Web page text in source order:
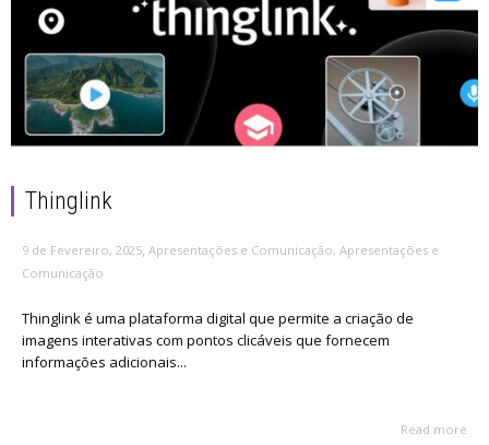
Thinglink
9 de Fevereiro, 2025, Apresentações e Comunicação, Apresentações e
Comunicação
Thinglink é uma plataforma digital que permite a criação de
imagens interativas com pontos clicáveis que fornecem
informações adicionais...
Read more